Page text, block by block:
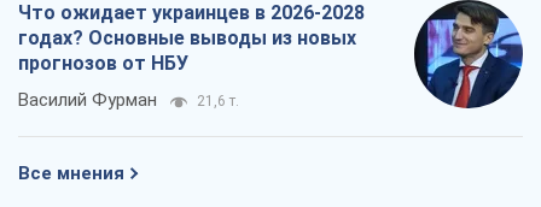
Что ожидает украинцев в 2026-2028
годах? Основные выводы из новых
прогнозов от НБУ
Василий Фурман 21,6 т.
Все мнения